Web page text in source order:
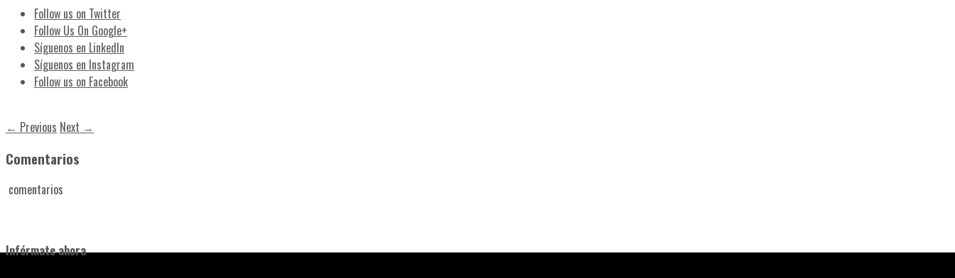
Follow us on Twitter
Follow Us On Google+
Síguenos en LinkedIn
Síguenos en Instagram
Follow us on Facebook
← Previous Next →
Comentarios
comentarios
Infórmate ahora